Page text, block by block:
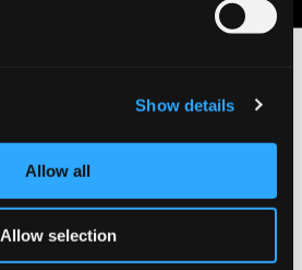
Show details
Allow all
Allow selection